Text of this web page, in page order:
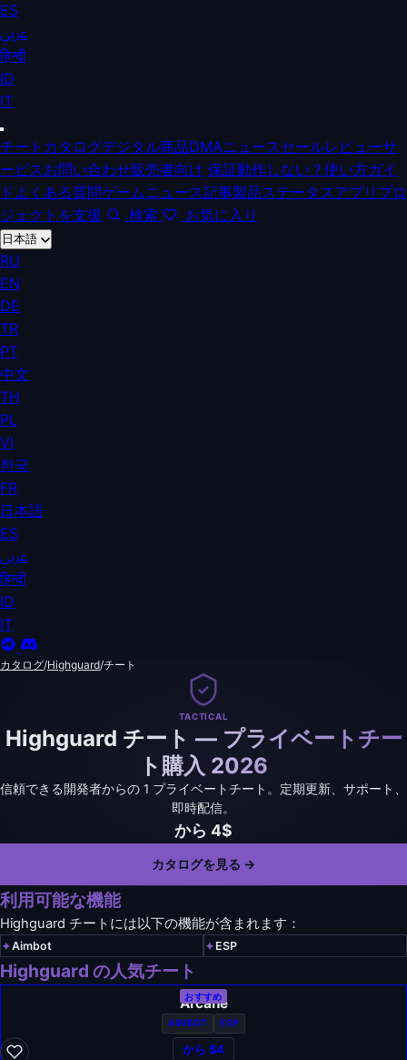
ES
عربي
हिन्दी
ID
IT
チートカタログデジタル商品DMAニュースセールレビューサ
ービスお問い合わせ販売者向け 保証動作しない？ 使い方ガイ
ド よくある質問ゲームニュース記事製品ステータスアプリ プロ
ジェクトを支援
検索 お気に入り
日本語
RU
EN
DE
TR
PT
中文
TH
PL
VI
한국
FR
日本語
ES
عربي
हिन्दी
ID
IT
カタログ/Highguard/チート
TACTICAL
Highguard チート — プライベートチー
ト購入 2026
信頼できる開発者からの 1 プライベートチート。定期更新、サポート、
即時配信。
から 4$
カタログを見る →
利用可能な機能
Highguard チートには以下の機能が含まれます：
✦Aimbot ✦ ESP
Highguard の人気チート
おすすめ
Arcane
AIMBOT ESP
から $4